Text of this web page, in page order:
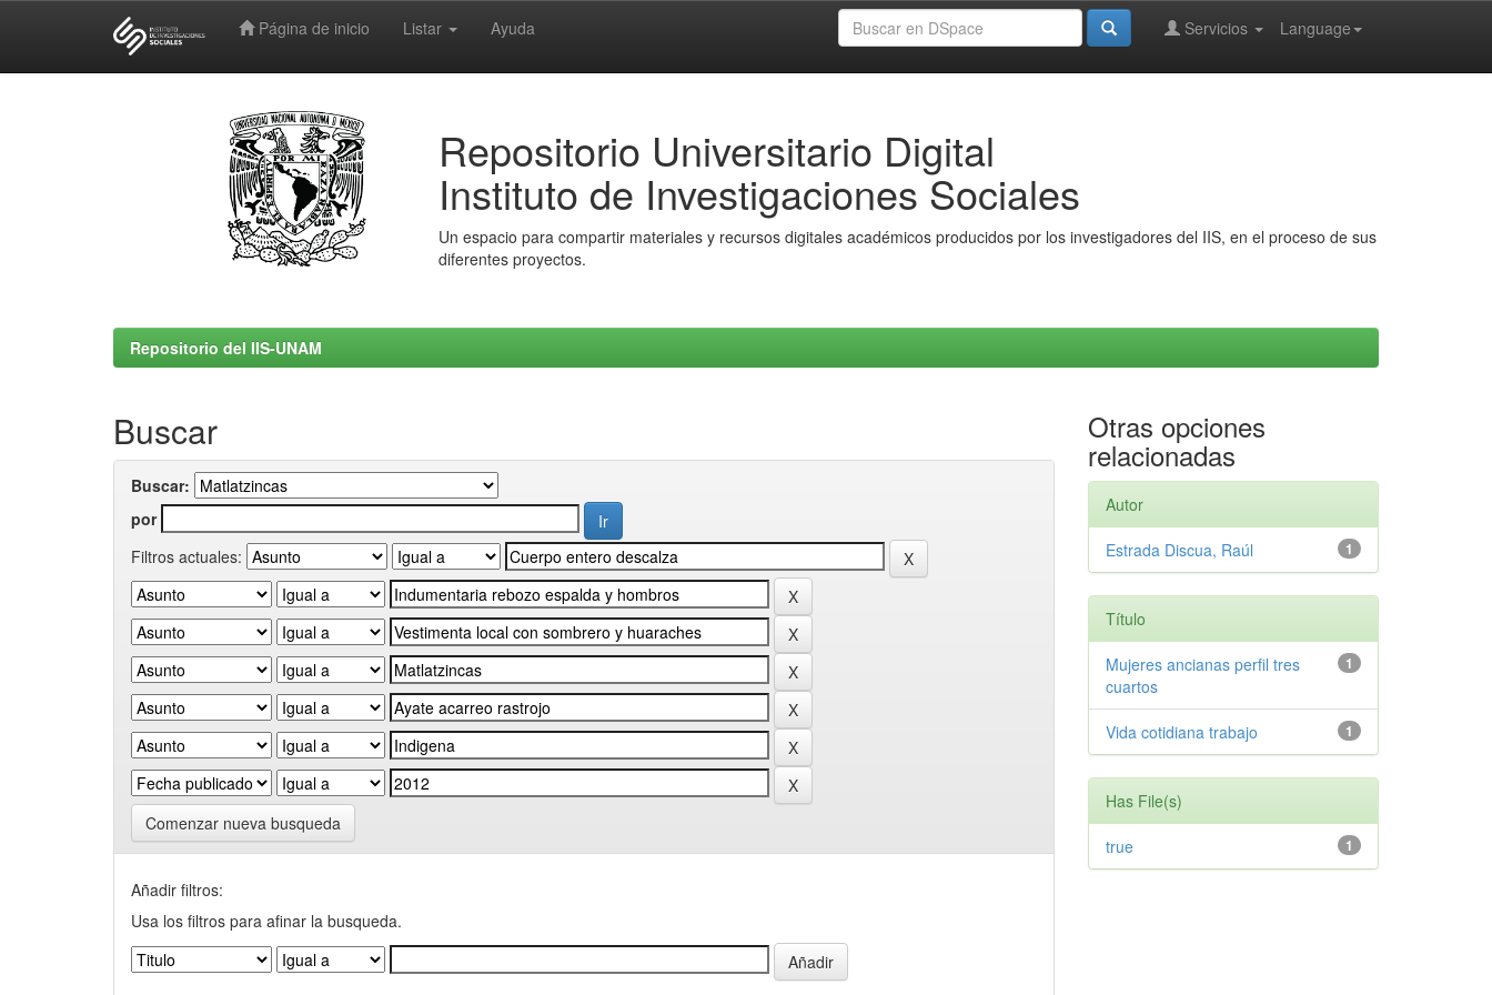
Página de inicio Listar Ayuda Language
Servicios
Repositorio Universitario Digital
Instituto de Investigaciones Sociales
Un espacio para compartir materiales y recursos digitales académicos producidos por los investigadores del IIS, en el proceso de sus
diferentes proyectos.
Repositorio del IIS-UNAM
Buscar
Buscar:
por
Filtros actuales:
Comenzar nueva busqueda
Añadir filtros:
Usa los filtros para afinar la busqueda.
Otras opciones
relacionadas
Autor
1
Estrada Discua, Raúl
Título
1
Mujeres ancianas perfil tres
cuartos
1
Vida cotidiana trabajo
Has File(s)
1
true